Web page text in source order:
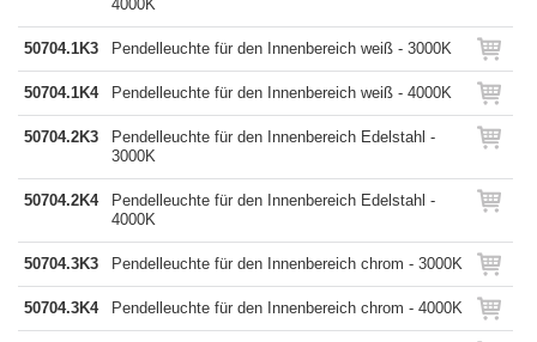
4000K
50704.1K3 Pendelleuchte für den Innenbereich weiß - 3000K
50704.1K4 Pendelleuchte für den Innenbereich weiß - 4000K
50704.2K3
Pendelleuchte für den Innenbereich Edelstahl -
3000K
50704.2K4
Pendelleuchte für den Innenbereich Edelstahl -
4000K
50704.3K3 Pendelleuchte für den Innenbereich chrom - 3000K
50704.3K4 Pendelleuchte für den Innenbereich chrom - 4000K